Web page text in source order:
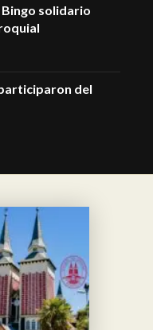
solidario
del